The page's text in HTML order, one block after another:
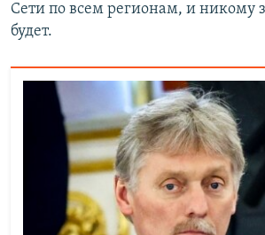
Сети по всем регионам, и никому
будет.